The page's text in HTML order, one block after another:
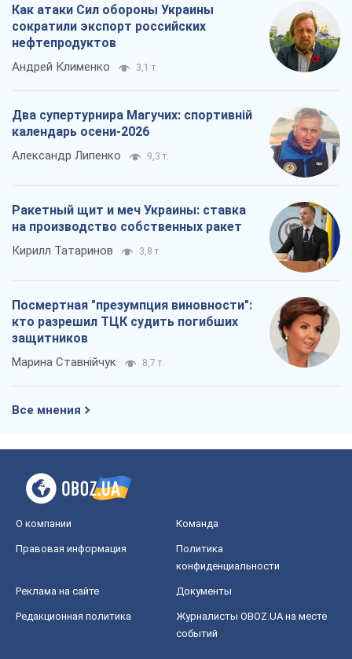
Как атаки Сил обороны Украины
сократили экспорт российских
нефтепродуктов
Андрей Клименко 3,1 т.
Два супертурнира Магучих: спортивній
календарь осени-2026
Александр Липенко 9,3 т.
Ракетный щит и меч Украины: ставка
на производство собственных ракет
Кирилл Татаринов 3,8 т.
Посмертная "презумпция виновности":
кто разрешил ТЦК судить погибших
защитников
Марина Ставнійчук 8,7 т.
Все мнения
О компании Команда
Правовая информация
Политика
конфиденциальности
Реклама на сайте Документы
Редакционная политика
Журналисты OBOZ.UA на месте
событий